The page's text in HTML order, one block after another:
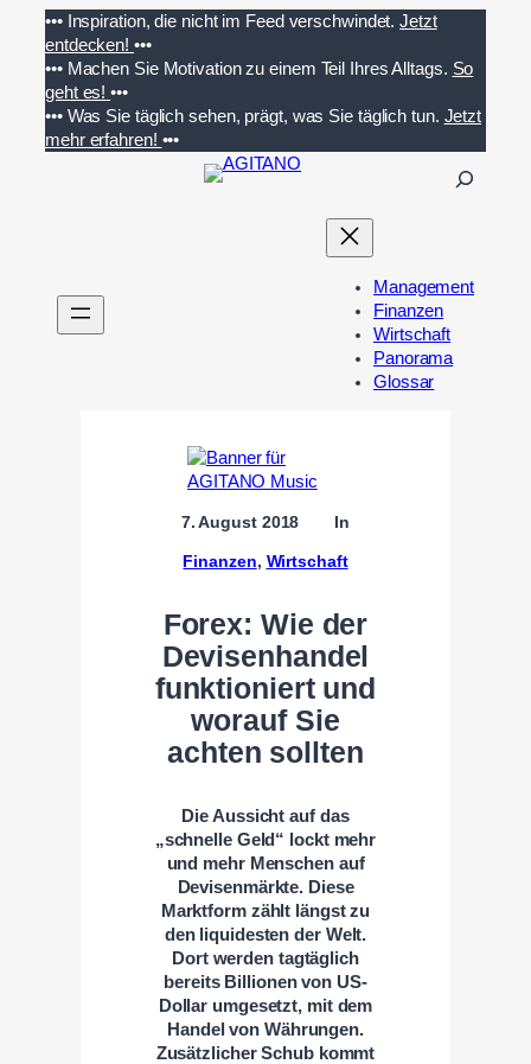
Inhalt
springen
••• Inspiration, die nicht im Feed verschwindet. Jetzt
entdecken! •••
••• Machen Sie Motivation zu einem Teil Ihres Alltags. So
geht es!•••
••• Was Sie täglich sehen, prägt, was Sie täglich tun. Jetzt
mehr erfahren! •••
n
Management
Finanzen
Wirtschaft
Panorama
Glossar
7. August 2018 In
Finanzen, Wirtschaft
Forex: Wie der
Devisenhandel
funktioniert und
worauf Sie
achten sollten
Die Aussicht auf das
„schnelle Geld“ lockt mehr
und mehr Menschen auf
Devisenmärkte. Diese
Marktform zählt längst zu
den liquidesten der Welt.
Dort werden tagtäglich
bereits Billionen von US-
Dollar umgesetzt, mit dem
Handel von Währungen.
Zusätzlicher Schub kommt